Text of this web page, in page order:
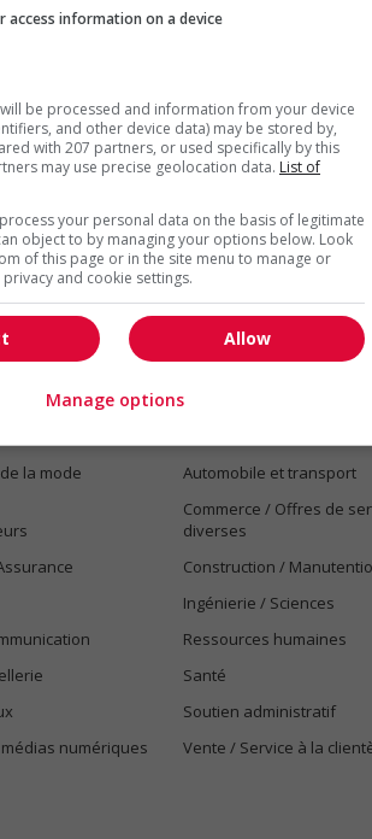
la mode Automobile et transport
Commerce / Offres de
diverses
Construction /
Ingénierie / Sciences
Ressources humaines
Santé
Soutien administratif
numériques
Vente / Service à la
access information on a device
be processed and information from your device
and other device data) may be stored by,
with 207 partners, or used specifically by this
may use precise geolocation data. List of
your personal data on the basis of legitimate
object to by managing your options below. Look
of this page or in the site menu to manage or
and cookie settings.
Allow
Manage options